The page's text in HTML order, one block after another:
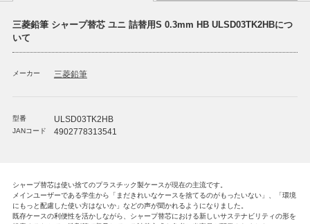
三菱鉛筆 シャープ替芯 ユニ 詰替用S 0.3mm HB ULSD03TK2HBにつ
いて
メーカー 三菱鉛筆
型番 ULSD03TK2HB
JANコード 4902778313541
シャープ替芯は使い捨てのプラスチック製ケースが現在の主流です。
メインユーザーである学生から「まだきれいなケースを捨てるのがもったいない」、「環境
にもっと配慮した使い方はないか」などの声が聞かれるようになりました。
既存ケースの利便性を活かしながら、シャープ替芯における新しいサステナビリティの形を